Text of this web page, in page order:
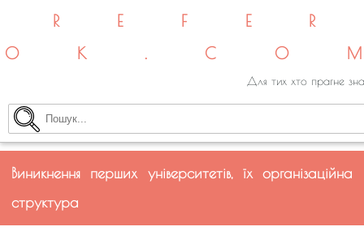
Для тих хто прагне
Виникнення перших університетів, їх організаційна
структура